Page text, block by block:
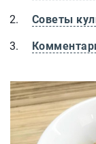
Советы
Салат с